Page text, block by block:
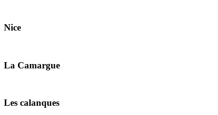
Nice
La Camargue
Les calanques